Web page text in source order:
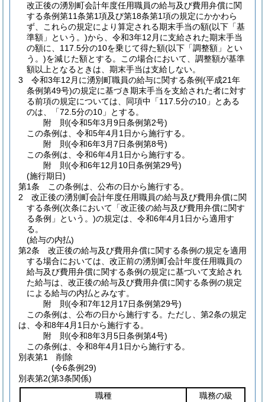
改正後の湧別町会計年度任用職員の給与及び費用弁償に関
する条例第11条第1項及び第18条第1項の規定にかかわら
ず、これらの規定により算定される期末手当の額(以下「基
準額」という。)から、令和3年12月に支給された期末手当
の額に、117.5分の10を乗じて得た額(以下「調整額」とい
う。)を減じた額とする。
この場合において、調整額が基準
額以上となるときは、期末手当は支給しない。
3
令和3年12月に湧別町職員の給与に関する条例(平成21年
条例第49号)の規定に基づき期末手当を支給された者に対す
る前項の規定については、同項中「117.5分の10」とある
のは、「72.5分の10」とする。
附 則(令和5年3月9日条例第2号)
この条例は、令和5年4月1日から施行する。
附 則(令和6年3月7日条例第8号)
この条例は、令和6年4月1日から施行する。
附 則(令和6年12月10日条例第29号)
(施行期日)
第1条
この条例は、公布の日から施行する。
2
改正後の湧別町会計年度任用職員の給与及び費用弁償に関
する条例(次条において「改正後の給与及び費用弁償に関す
る条例」という。)の規定は、令和6年4月1日から適用す
る。
(給与の内払)
第2条
改正後の給与及び費用弁償に関する条例の規定を適用
する場合においては、改正前の湧別町会計年度任用職員の
給与及び費用弁償に関する条例の規定に基づいて支給され
た給与は、改正後の給与及び費用弁償に関する条例の規定
による給与の内払とみなす。
附 則(令和7年12月17日条例第29号)
この条例は、公布の日から施行する。 ただし、第2条の規定
は、令和8年4月1日から施行する。
附 則(令和8年3月5日条例第4号)
この条例は、令和8年4月1日から施行する。
別表第1
削除
(令6条例29)
別表第2(第3条関係)
職種
職務の級